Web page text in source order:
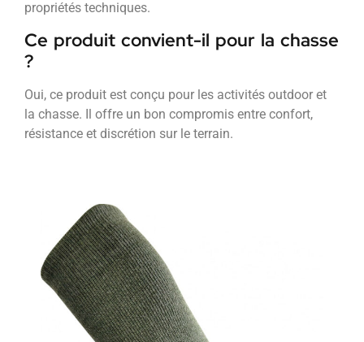
propriétés techniques.
Ce produit convient-il pour la chasse
?
Oui, ce produit est conçu pour les activités outdoor et
la chasse. Il offre un bon compromis entre confort,
résistance et discrétion sur le terrain.